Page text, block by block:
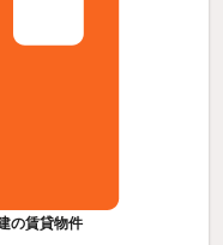
の賃貸物件